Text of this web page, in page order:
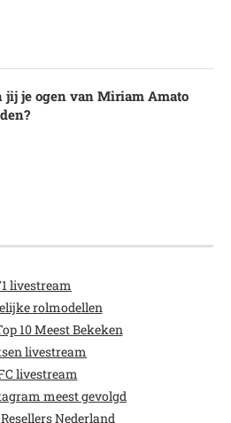
jij je ogen van Miriam Amato
livestream
rolmodellen
10 Meest Bekeken
livestream
livestream
meest gevolgd
Nederland